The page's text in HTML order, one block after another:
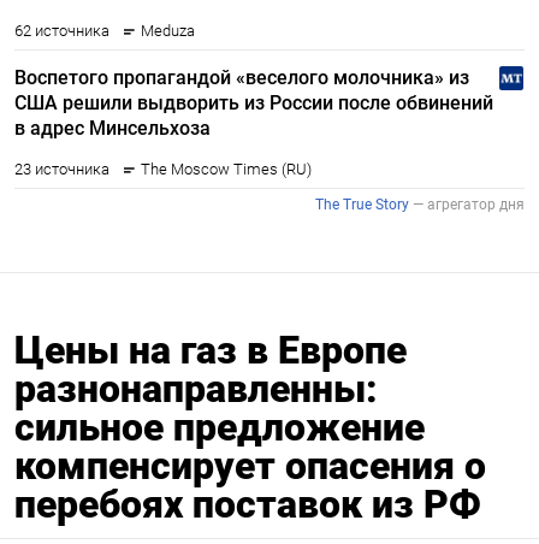
Цены на газ в Европе
разнонаправленны:
сильное предложение
компенсирует опасения о
перебоях поставок из РФ